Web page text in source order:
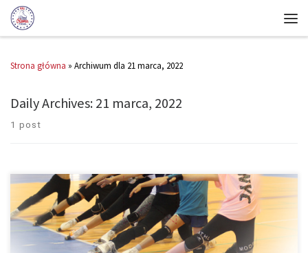
Strona główna » Archiwum dla 21 marca, 2022
Daily Archives:21 marca, 2022
1 post